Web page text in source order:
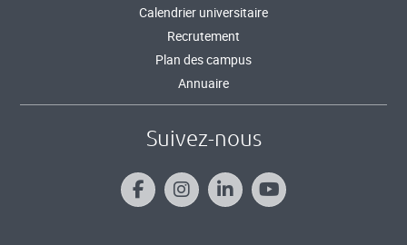
Calendrier universitaire
Recrutement
Plan des campus
Annuaire
Suivez-nous